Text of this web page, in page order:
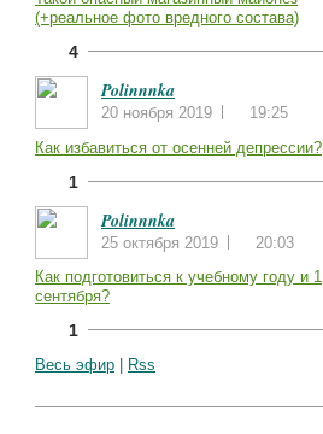
(+реальное фото вредного состава)
4
Polinnnka
20 ноября 2019
19:25
Как избавиться от осенней депрессии?
1
Polinnnka
25 октября 2019
20:03
Как подготовиться к учебному году и 1
сентября?
1
Весь эфир Rss